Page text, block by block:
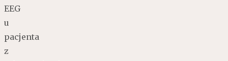
EEG
u
pacjenta
z